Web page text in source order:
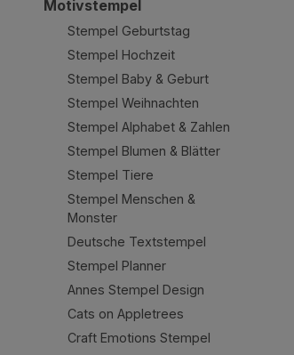
Motivstempel
Stempel Geburtstag
Stempel Hochzeit
Stempel Baby & Geburt
Stempel Weihnachten
Stempel Alphabet & Zahlen
Stempel Blumen & Blätter
Stempel Tiere
Stempel Menschen &
Monster
Deutsche Textstempel
Stempel Planner
Annes Stempel Design
Cats on Appletrees
Craft Emotions Stempel